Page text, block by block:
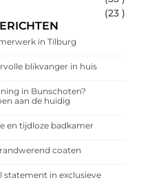
(23 )
in Tilburg
blikvanger in huis
in Bunschoten?
aan de huidig
en tijdloze badkamer
coaten
statement in exclusieve